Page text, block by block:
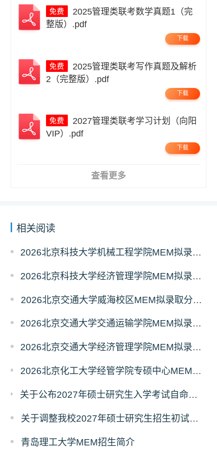
整版）.pdf
下载
2（完整版）.pdf
下载
VIP）.pdf
下载
查看更多
相关阅读
2026北京科技大学机械工程学院MEM拟录取分析解读
2026北京科技大学经济管理学院MEM拟录取分析解读
2026北京交通大学威海校区MEM拟录取分析解读
2026北京交通大学交通运输学院MEM拟录取分析解读
2026北京交通大学经济管理学院MEM拟录取分析解读
2026北京化工大学经管学院专硕中心MEM拟录取分析解读
关于公布2027年硕士研究生入学考试自命题考试科目考试大纲的通知
关于调整我校2027年硕士研究生招生初试科目的公告
青岛理工大学MEM招生简介